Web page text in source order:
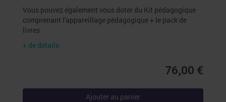
Vous pouvez également vous doter du Kit pédagogique
comprenant l'appareillage pédagogique + le pack de
livres
+ de détails
76,00 €
Ajouter au panier